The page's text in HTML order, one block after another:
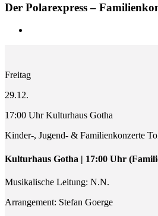
Der Polarexpress –
Freitag
29.12.
17:00 Uhr Kulturhaus Gotha
Kinder-, Jugend- & Familienkonzerte
Kulturhaus Gotha | 17:00 Uhr
Musikalische Leitung: N.N.
Arrangement: Stefan Goerge